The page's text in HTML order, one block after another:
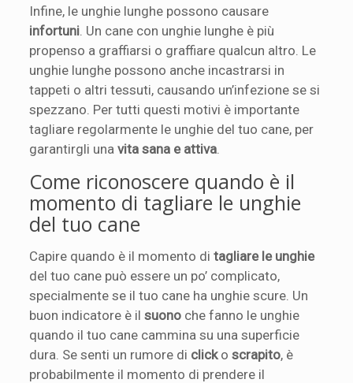
Infine, le unghie lunghe possono causare
infortuni . Un cane con unghie lunghe è più
propenso a graffiarsi o graffiare qualcun altro. Le
unghie lunghe possono anche incastrarsi in
tappeti o altri tessuti, causando un’infezione se si
spezzano. Per tutti questi motivi è importante
tagliare regolarmente le unghie del tuo cane, per
garantirgli unavita sana e attiva
Come riconoscere quando è il
momento di tagliare le unghie
del tuo cane
Capire quando è il momento ditagliare le unghie
del tuo cane può essere un po’ complicato,
specialmente se il tuo cane ha unghie scure. Un
buon indicatore è ilsuono che fanno le unghie
quando il tuo cane cammina su una superficie
dura. Se senti un rumore di clickoscrapito, è
probabilmente il momento di prendere il